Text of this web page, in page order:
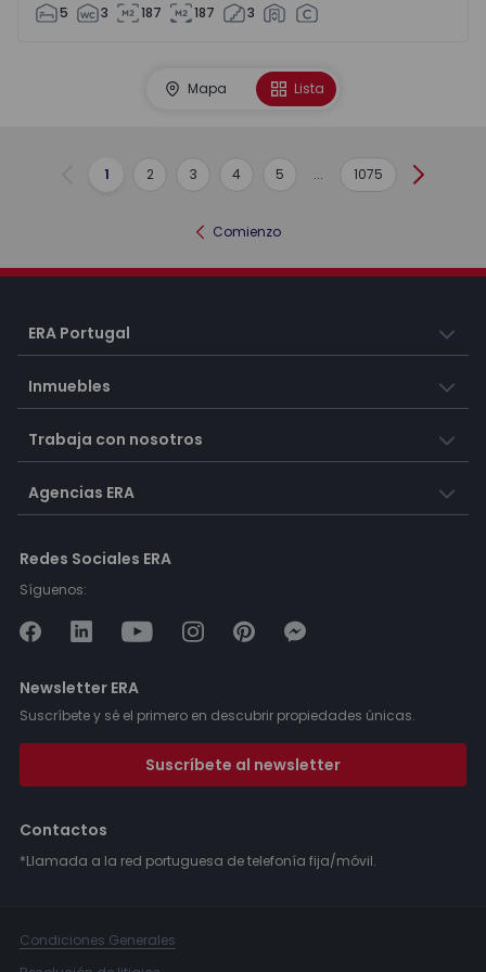
5 3 187 187 3
Mapa Lista
Anterior
1 2 3 4 5 ... 1075
Comienzo
ERA Portugal
Inmuebles
Trabaja con nosotros
Agencias ERA
Redes Sociales ERA
Síguenos:
Newsletter ERA
Suscríbete y sé el primero en descubrir propiedades únicas.
Suscríbete al newsletter
Contactos
*Llamada a la red portuguesa de telefonía fija/móvil.
Condiciones Generales